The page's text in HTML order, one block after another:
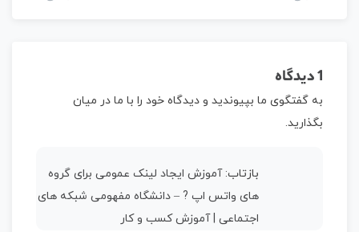
1 دیدگاه
به گفتگوی ما بپیوندید و دیدگاه خود را با ما در میان
بگذارید.
بازتاب:آموزش ایجاد لینک عمومی برای گروه
های واتس اپ ? – دانشگاه مفهومی شبکه های
اجتماعی | آموزش کسب و کار